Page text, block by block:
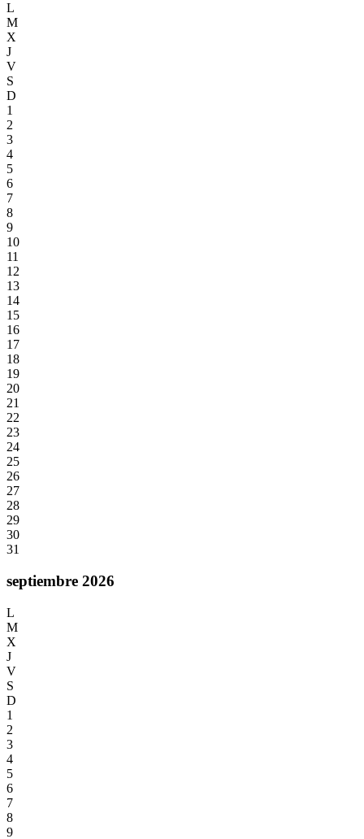
L
M
X
J
V
S
D
1
2
3
4
5
6
7
8
9
10
11
12
13
14
15
16
17
18
19
20
21
22
23
24
25
26
27
28
29
30
31
septiembre 2026
L
M
X
J
V
S
D
1
2
3
4
5
6
7
8
9